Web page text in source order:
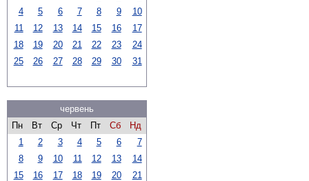
4
5 6 7 8 9
10
11
12 13 14 15 16
17
18
19 20 21 22 23
24
25
26 27 28 29 30 31
червень
Пн
Вт Ср Чт Пт Сб
Нд
1
2 3 4 5 6
7
8
9 10 11 12 13
14
15
16 17 18 19 20
21